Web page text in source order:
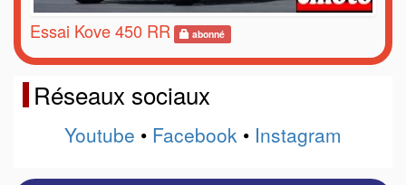
Essai Kove 450 RR abonné
Réseaux sociaux
Youtube • Facebook • Instagram